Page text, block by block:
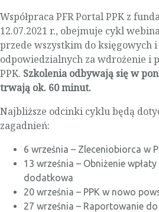
Współpraca PFR Portal PPK z
12.07.2021 r., obejmuje cykl
przede wszystkim do księgowych i
odpowiedzialnych za wdrożenie i
PPK. Szkolenia odbywają się w
trwają ok. 60 minut.
Najbliższe odcinki cyklu będą
zagadnień:
6 września – Zleceniobiorca w
13 września – Obniżenie
dodatkowa
20 września – PPK w nowo
27 września – Raportowanie